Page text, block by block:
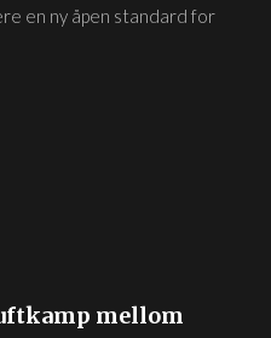
en ny åpen standard for
mellom